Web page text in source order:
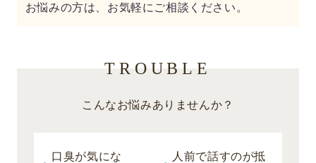
お悩みの方は、お気軽にご相談ください。
TROUBLE
こんなお悩みありませんか？
口臭が気にな
人前で話すのが抵